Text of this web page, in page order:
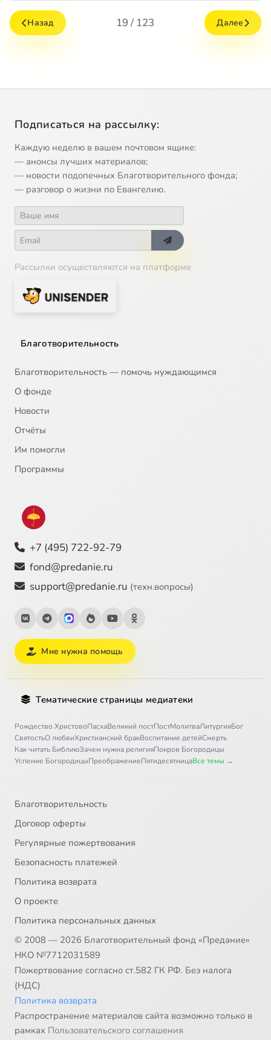
Назад 19 / 123 Далее
Подписаться на рассылку:
Каждую неделю в вашем почтовом ящике:
— анонсы лучших материалов;
— новости подопечных Благотворительного фонда;
— разговор о жизни по Евангелию.
Рассылки осуществляются на платформе
Благотворительность
Благотворительность — помочь нуждающимся
О фонде
Новости
Отчёты
Им помогли
Программы
+7 (495) 722-92-79
fond@predanie.ru
support@predanie.ru (техн.вопросы)
Мне нужна помощь
Тематические страницы медиатеки
Рождество ХристовоПасхаВеликий постПостМолитваЛитургияБог
СвятостьО любвиХристианский бракВоспитание детейСмерть
Как читать БиблиюЗачем нужна религияПокров Богородицы
Успение БогородицыПреображениеПятидесятницаВсе темы →
Благотворительность
Договор оферты
Регулярные пожертвования
Безопасность платежей
Политика возврата
О проекте
Политика персональных данных
© 2008 — 2026 Благотворительный фонд «Предание»
НКО №7712031589
Пожертвование согласно ст.582 ГК РФ. Без налога
(НДС)
Политика возврата
Распространение материалов сайта возможно только в
рамках Пользовательского соглашения